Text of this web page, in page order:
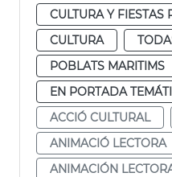
CULTURA Y FIESTAS
CULTURA
POBLATS MARITIMS
EN PORTADA
ACCIÓ CULTURAL
ANIMACIÓ LECTORA
ANIMACIÓN